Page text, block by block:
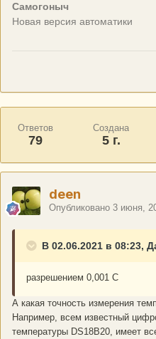
Самогоныч
Новая версия автоматики
Ответов
79
Создана
5 г.
deen
Опубликовано 3 июня,
В 02.06.2021 в 08:23,
разрешением 0,001 С
А какая точность измерения
Например, всем известный
температуры DS18B20, имеет